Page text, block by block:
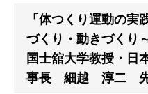
「体つくり運動の実
づくり・動きづくり～
国士舘大学教授・日
事長 細越 淳二